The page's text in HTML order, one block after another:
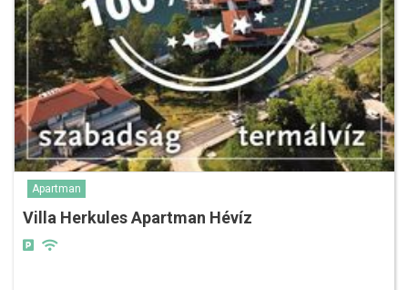
Apartman
Villa Herkules Apartman Hévíz